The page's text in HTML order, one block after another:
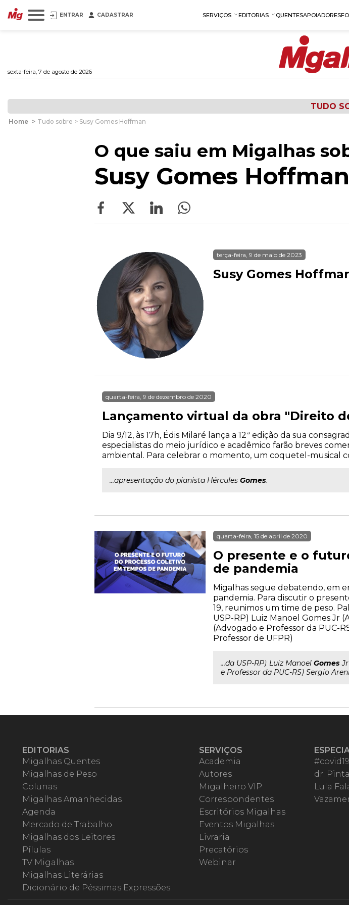
ENTRAR CADASTRAR SERVIÇOS EDITORIAS QUENTESAPOIADORES
sexta-feira, 7 de agosto de 2026
TUDO
Home > Tudo sobre > Susy Gomes Hoffman
O que saiu em Migalhas
Susy Gomes Hoffman
terça-feira, 9 de maio de 2023
Susy Gomes
quarta-feira, 9 de dezembro de 2020
Lançamento virtual da obra "Direito
Dia 9/12, às 17h, Édis Milaré lança a 12ª edição da sua
especialistas do meio jurídico e acadêmico farão breves
ambiental. Para celebrar o momento, um coquetel-musical
...apresentação do pianista Hércules Gomes.
quarta-feira, 15 de abril de 2020
O presente e o
de pandemia
Migalhas segue debatendo, em
pandemia. Para discutir o
19, reunimos um time de peso.
USP-RP) Luiz Manoel Gomes Jr
(Advogado e Professor da PUC-
Professor de UFPR)
...da USP-RP) Luiz ManoelGomes
e Professor da PUC-RS) Sergio
EDITORIAS
Migalhas Quentes
Migalhas de Peso
Colunas
Migalhas Amanhecidas
Agenda
Mercado de Trabalho
Migalhas dos Leitores
Pílulas
TV Migalhas
Migalhas Literárias
Dicionário de Péssimas Expressões
SERVIÇOS
Academia
Autores
Migalheiro VIP
Correspondentes
Escritórios Migalhas
Eventos Migalhas
Livraria
Precatórios
Webinar
#covid19
dr.
Lula